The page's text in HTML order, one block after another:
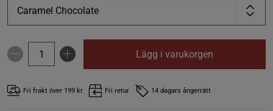
Caramel Chocolate
Lägg i varukorgen
Fri frakt över 199 kr Fri retur 14 dagars ångerrätt